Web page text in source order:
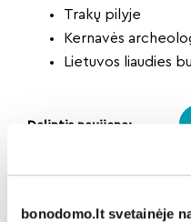
bonodomo.lt svetainėje
Trakų pilyje
Kernavės
Lietuvos liaudies
Dalintis naujiena: